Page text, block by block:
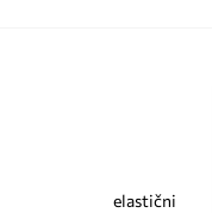
elastični